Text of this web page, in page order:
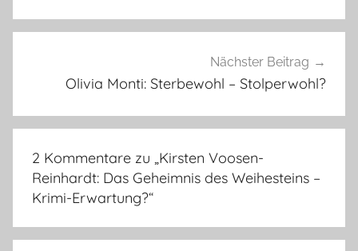
Nächster Beitrag
Olivia Monti: Sterbewohl – Stolperwohl?
2 Kommentare zu „Kirsten Voosen-
Reinhardt: Das Geheimnis des Weihesteins –
Krimi-Erwartung?“